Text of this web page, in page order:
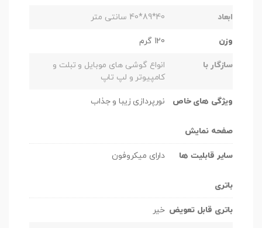
ابعاد 40*89*40 سانتی متر
وزن 120 گرم
سازگار با
انواع گوشی های موبایل و تبلت و
کامپیوتر و لپ تاپ
ویژگی های خاص نورپردازی زیبا و جذاب
صفحه نمایش
سایر قابلیت ها دارای میکروفون
باتری
باتری قابل تعویض خیر